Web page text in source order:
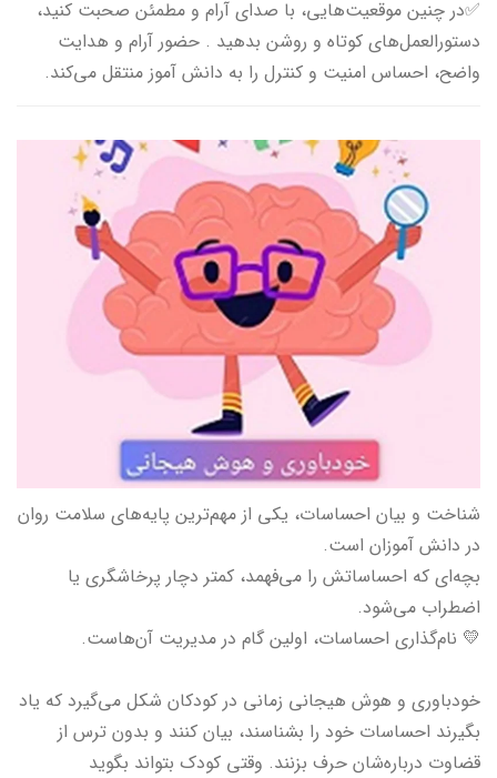
✅در چنین موقعیت‌هایی، با صدای آرام و مطمئن صحبت کنید،
دستورالعمل‌های کوتاه و روشن بدهید . حضور آرام و هدایت
واضح، احساس امنیت و کنترل را به دانش آموز منتقل می‌کند.
شناخت و بیان احساسات، یکی از مهم‌ترین پایه‌های سلامت روان
در دانش آموزان است.
بچه‌ای که احساساتش را می‌فهمد، کمتر دچار پرخاشگری یا
اضطراب می‌شود.
💛 نام‌گذاری احساسات، اولین گام در مدیریت آن‌هاست.
خودباوری و هوش هیجانی زمانی در کودکان شکل می‌گیرد که یاد
بگیرند احساسات خود را بشناسند، بیان کنند و بدون ترس از
قضاوت درباره‌شان حرف بزنند. وقتی کودک بتواند بگوید